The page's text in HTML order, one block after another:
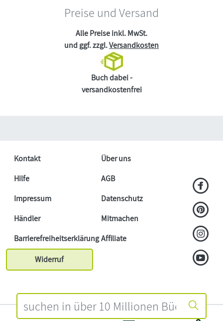
Preise und Versand
Alle Preise inkl. MwSt.
und ggf. zzgl.Versandkosten
Buch dabei -
versandkostenfrei
Kontakt
Über uns
Hilfe
AGB
Impressum
Datenschutz
Händler
Mitmachen
BarrierefreiheitserklärungAffiliate
Widerruf